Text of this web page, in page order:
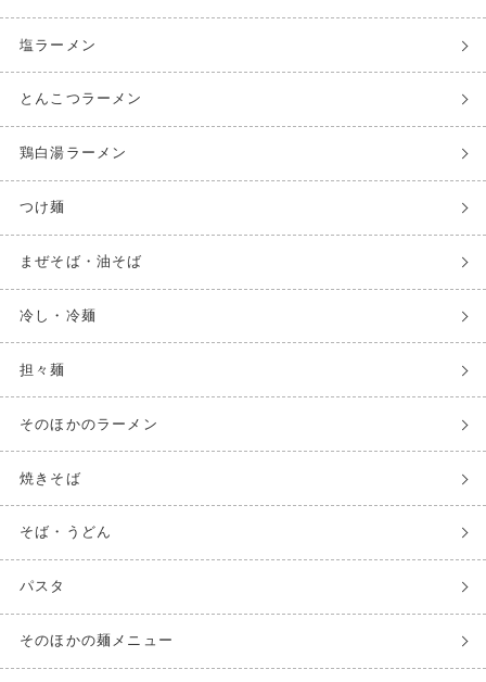
塩ラーメン
とんこつラーメン
鶏白湯ラーメン
つけ麺
まぜそば・油そば
冷し・冷麺
担々麺
そのほかのラーメン
焼きそば
そば・うどん
パスタ
そのほかの麺メニュー